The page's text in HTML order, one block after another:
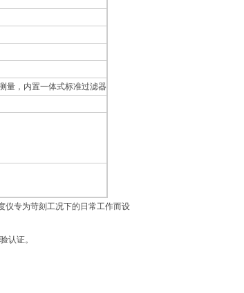
量，内置一体式标准过滤器
仪专为苛刻工况下的日常工作而设
认证。